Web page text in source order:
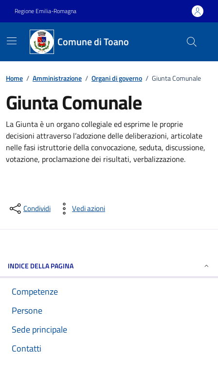
Regione Emilia-Romagna
Comune di Toano
Home / Amministrazione / Organi di governo / Giunta Comunale
Giunta Comunale
La Giunta è un organo collegiale ed esprime le proprie
decisioni attraverso l’adozione delle deliberazioni, articolate
nelle fasi istruttorie della convocazione, seduta, discussione,
votazione, proclamazione dei risultati, verbalizzazione.
Condividi Vedi azioni
INDICE DELLA PAGINA
Competenze
Persone
Sede principale
Contatti